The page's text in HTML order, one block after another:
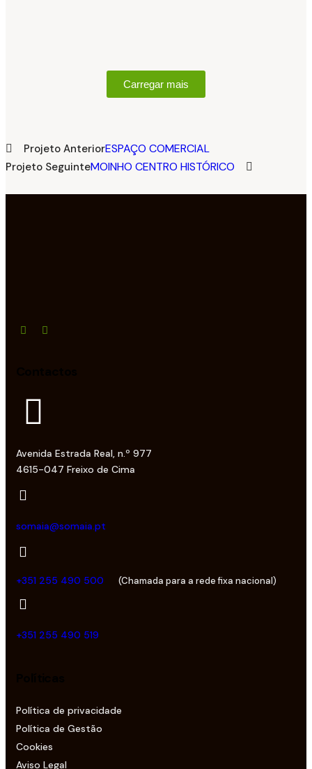
Carregar mais
Projeto AnteriorESPAÇO COMERCIAL
Projeto SeguinteMOINHO CENTRO HISTÓRICO
Avenida Estrada Real, n.º 977
4615-047 Freixo de Cima
somaia@somaia.pt
+351 255 490 500 (Chamada para a rede fixa nacional)
+351 255 490 519
Política de privacidade
Política de Gestão
Cookies
Aviso Legal